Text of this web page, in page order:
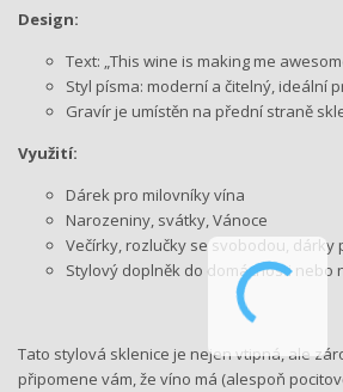
Design:
Text: „This wine is making me
Styl písma: moderní a čitelný, ideální
Gravír je umístěn na přední straně
Využití:
Dárek pro milovníky vína
Narozeniny, svátky, Vánoce
Večírky, rozlučky se svobodou, dárky
Stylový doplněk do domácnosti nebo
Tato stylová sklenice je nejen vtipná, ale
připomene vám, že víno má (alespoň